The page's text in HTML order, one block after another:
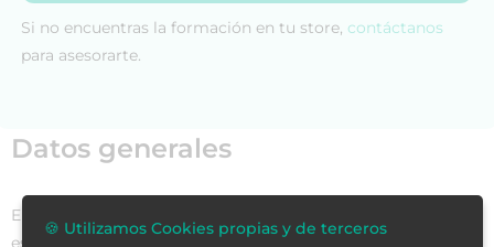
Datos generales
El
es una formación diseñada para aquellos profesionales que
Si no encuentras la formación en tu store, contáctanos
para asesorarte.
🍪 Utilizamos Cookies propias y de terceros